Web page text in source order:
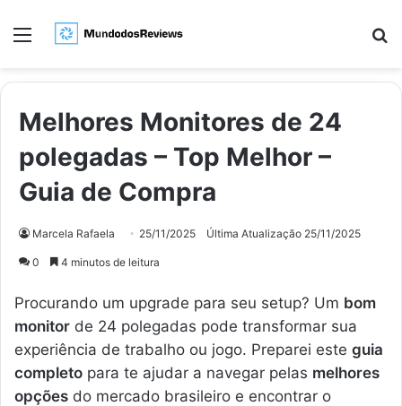
Menu
Melhores Monitores de 24
polegadas – Top Melhor –
Guia de Compra
Marcela Rafaela 25/11/2025 Última Atualização 25/11/2025
0 4 minutos de leitura
Procurando um upgrade para seu setup? Um bom
monitor de 24 polegadas pode transformar sua
experiência de trabalho ou jogo. Preparei este guia
completo para te ajudar a navegar pelas melhores
opções do mercado brasileiro e encontrar o